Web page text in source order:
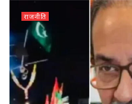
राजनीति